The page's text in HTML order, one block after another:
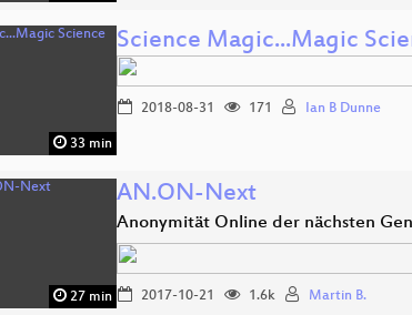
33 min
Science Magic...Magic
2018-08-31 171 Ian B Dunne
27 min
AN.ON-Next
Anonymität Online der nächsten
2017-10-21 1.6k Martin B.